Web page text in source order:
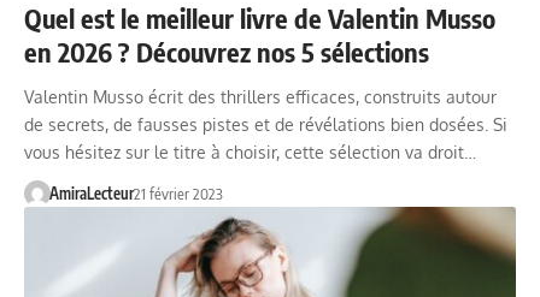
Quel est le meilleur livre de Valentin Musso
en 2026 ? Découvrez nos 5 sélections
Valentin Musso écrit des thrillers efficaces, construits autour
de secrets, de fausses pistes et de révélations bien dosées. Si
vous hésitez sur le titre à choisir, cette sélection va droit…
AmiraLecteur21 février 2023